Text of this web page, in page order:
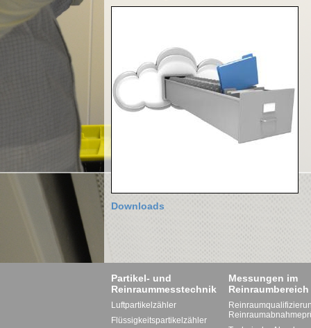
Downloads
Partikel- und
Reinraummesstechnik
Luftpartikelzähler
Flüssigkeitspartikelzähler
Messungen im
Reinraumbereich